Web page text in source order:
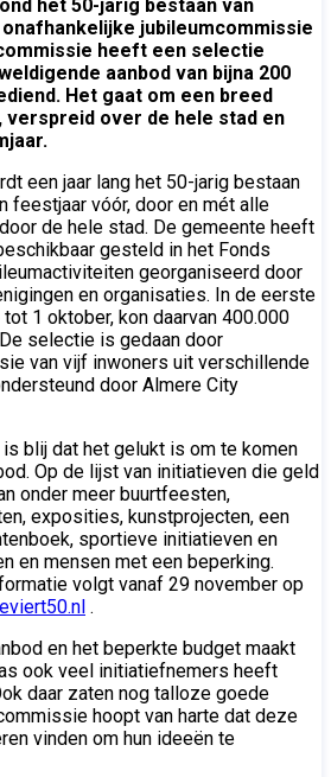
het 50-jarig bestaan van
jubileumcommissie
heeft een selectie
aanbod van bijna 200
Het gaat om een breed
verspreid over de hele stad en
een jaar lang het 50-jarig bestaan
feestjaar vóór, door en mét alle
de hele stad. De gemeente heeft
gesteld in het Fonds
georganiseerd door
en organisaties. In de eerste
1 oktober, kon daarvan 400.000
selectie is gedaan door
van vijf inwoners uit verschillende
door Almere City
blij dat het gelukt is om te komen
Op de lijst van initiatieven die geld
onder meer buurtfeesten,
exposities, kunstprojecten, een
sportieve initiatieven en
en mensen met een beperking.
volgt vanaf 29 november op
.
en het beperkte budget maakt
ook veel initiatiefnemers heeft
daar zaten nog talloze goede
hoopt van harte dat deze
vinden om hun ideeën te